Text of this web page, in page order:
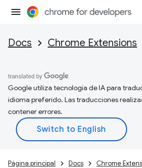
Docs Chrome Extensions
Google utiliza tecnología de IA para
idioma preferido. Las traducciones
contener errores.
Página principal Docs Chrome